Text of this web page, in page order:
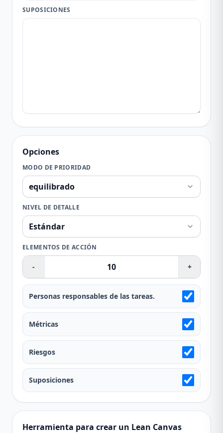
SUPOSICIONES
Opciones
MODO DE PRIORIDAD
NIVEL DE DETALLE
ELEMENTOS DE ACCIÓN
- +
Personas responsables de las tareas.
Métricas
Riesgos
Suposiciones
Herramienta para crear un Lean Canvas